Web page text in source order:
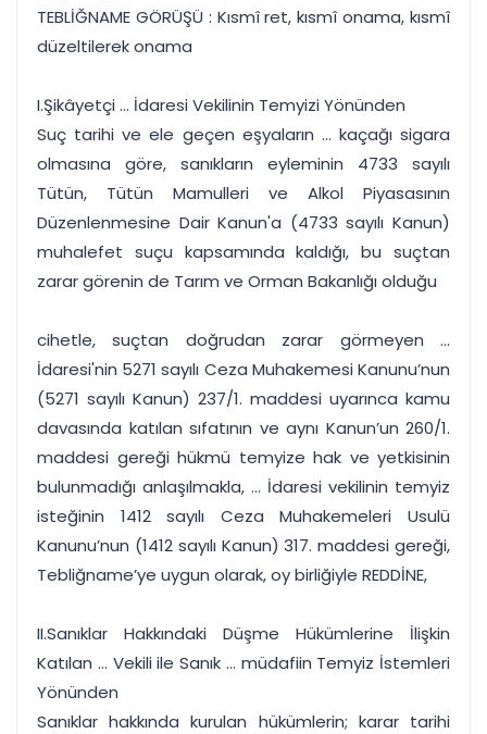
TEBLİĞNAME GÖRÜŞÜ : Kısmî ret, kısmî onama, kısmî
düzeltilerek onama
I.Şikâyetçi ... İdaresi Vekilinin Temyizi Yönünden
Suç tarihi ve ele geçen eşyaların ... kaçağı sigara
olmasına göre, sanıkların eyleminin 4733 sayılı
Tütün, Tütün Mamulleri ve Alkol Piyasasının
Düzenlenmesine Dair Kanun'a (4733 sayılı Kanun)
muhalefet suçu kapsamında kaldığı, bu suçtan
zarar görenin de Tarım ve Orman Bakanlığı olduğu
cihetle, suçtan doğrudan zarar görmeyen ...
İdaresi'nin 5271 sayılı Ceza Muhakemesi Kanunu’nun
(5271 sayılı Kanun) 237/1. maddesi uyarınca kamu
davasında katılan sıfatının ve aynı Kanun’un 260/1.
maddesi gereği hükmü temyize hak ve yetkisinin
bulunmadığı anlaşılmakla, ... İdaresi vekilinin temyiz
isteğinin 1412 sayılı Ceza Muhakemeleri Usulü
Kanunu’nun (1412 sayılı Kanun) 317. maddesi gereği,
Tebliğname’ye uygun olarak, oy birliğiyle REDDİNE,
II.Sanıklar Hakkındaki Düşme Hükümlerine İlişkin
Katılan ... Vekili ile Sanık ... müdafiin Temyiz İstemleri
Yönünden
Sanıklar hakkında kurulan hükümlerin; karar tarihi